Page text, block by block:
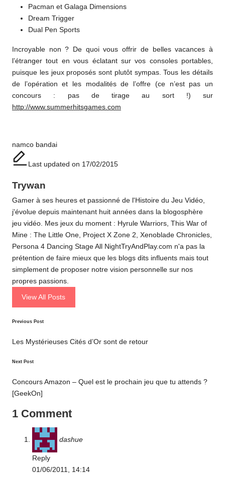
Pacman et Galaga Dimensions
Dream Trigger
Dual Pen Sports
Incroyable non ? De quoi vous offrir de belles vacances à
l’étranger tout en vous éclatant sur vos consoles portables,
puisque les jeux proposés sont plutôt sympas. Tous les détails
de l’opération et les modalités de l’offre (ce n’est pas un
concours : pas de tirage au sort !) sur
http://www.summerhitsgames.com
Tags:
namco bandai
Last updated on 17/02/2015
Trywan
Gamer à ses heures et passionné de l'Histoire du Jeu Vidéo,
j'évolue depuis maintenant huit années dans la blogosphère
jeu vidéo. Mes jeux du moment : Hyrule Warriors, This War of
Mine : The Little One, Project X Zone 2, Xenoblade Chronicles,
Persona 4 Dancing Stage All NightTryAndPlay.com n'a pas la
prétention de faire mieux que les blogs dits influents mais tout
simplement de proposer notre vision personnelle sur nos
propres passions.
View All Posts
Post
navigation
Previous Post
Les Mystérieuses Cités d’Or sont de retour
Next Post
Concours Amazon – Quel est le prochain jeu que tu attends ?
[GeekOn]
1 Comment
dashue
Reply
01/06/2011, 14:14